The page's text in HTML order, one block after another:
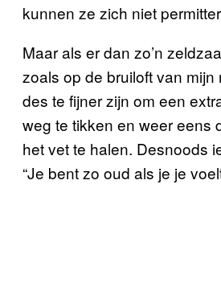
kunnen ze zich niet
Maar als er dan zo’n
zoals op de bruiloft van mijn
des te fijner zijn om een
weg te tikken en weer eens
het vet te halen. Desnoods
“Je bent zo oud als je je